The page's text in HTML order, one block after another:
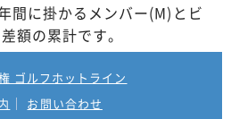
間に掛かるメンバー(M)とビ
額の累計です。
ゴルフホットライン
お問い合わせ